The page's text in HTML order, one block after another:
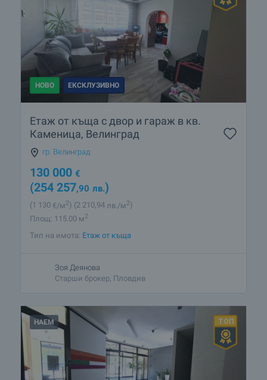
НОВО ЕКСКЛУЗИВНО
Етаж от къща с двор и гараж в кв.
Каменица, Велинград
гр. Велинград
130 000 €
(254 257,90 лв.)
(1 130 €/м2) (2 210,94 лв./м2)
Площ: 115.00 м2
Тип на имота: Етаж от къща
Зоя Деянова
Старши брокер, Пловдив
НАЕМ